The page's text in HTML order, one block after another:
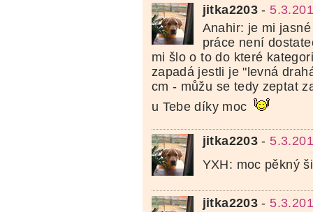
jitka2203 -
Anahir: je mi
práce není
mi šlo o to do které
zapadá jestli je "levná
cm - můžu se tedy zeptat
u Tebe díky moc
jitka2203 -
YXH: moc pěkný
jitka2203 -